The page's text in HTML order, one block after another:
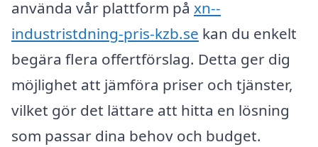
använda vår plattform på xn--
industristdning-pris-kzb.se kan du enkelt
begära flera offertförslag. Detta ger dig
möjlighet att jämföra priser och tjänster,
vilket gör det lättare att hitta en lösning
som passar dina behov och budget.